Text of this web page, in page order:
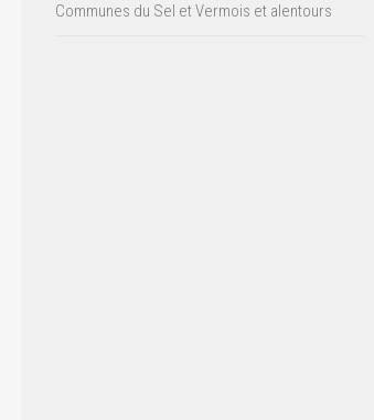
Communes du Sel et Vermois et alentours